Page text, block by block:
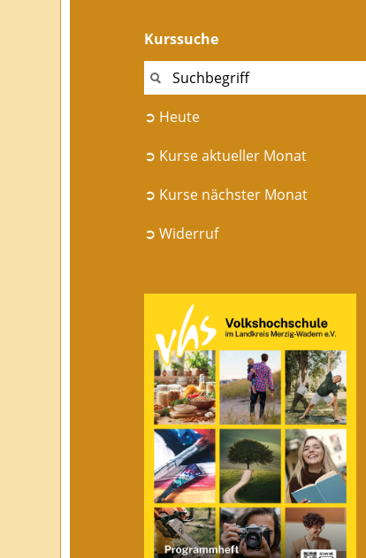
Kurssuche
➲ Heute
➲ Kurse aktueller Monat
➲ Kurse nächster Monat
➲ Widerruf